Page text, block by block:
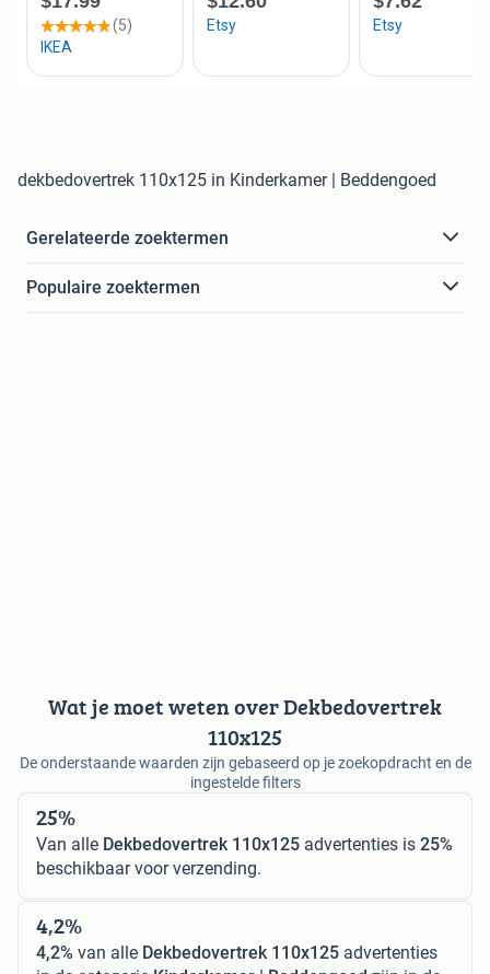
dekbedovertrek 110x125 in Kinderkamer | Beddengoed
Gerelateerde zoektermen
Populaire zoektermen
Wat je moet weten over Dekbedovertrek
110x125
De onderstaande waarden zijn gebaseerd op je zoekopdracht en de
ingestelde filters
25%
Van alle Dekbedovertrek 110x125 advertenties is 25%
beschikbaar voor verzending.
4,2%
4,2% van alle Dekbedovertrek 110x125 advertenties